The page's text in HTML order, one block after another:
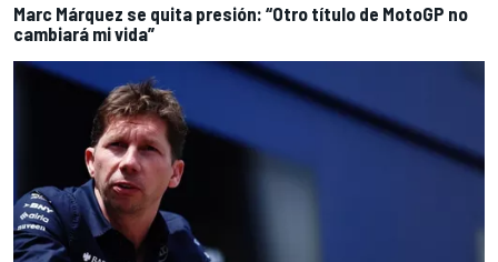
Marc Márquez se quita presión: “Otro título de MotoGP no
cambiará mi vida”